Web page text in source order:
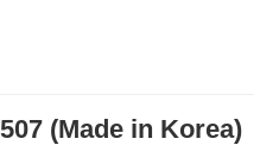
(Made in Korea)